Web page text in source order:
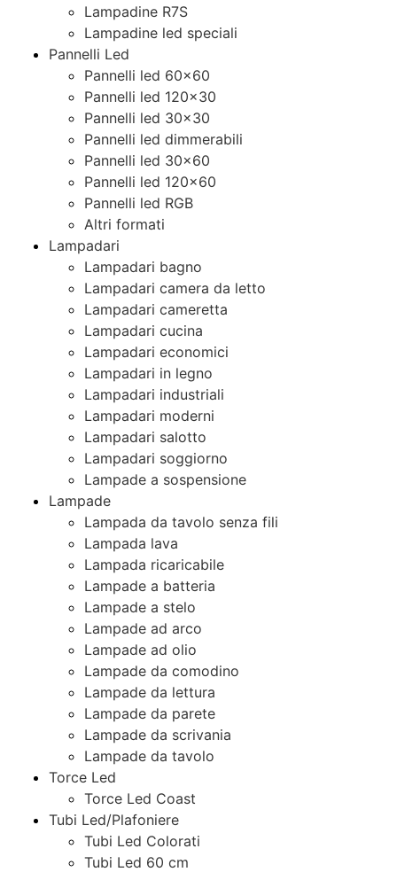
Lampadine R7S
Lampadine led speciali
Pannelli Led
Pannelli led 60×60
Pannelli led 120×30
Pannelli led 30×30
Pannelli led dimmerabili
Pannelli led 30×60
Pannelli led 120×60
Pannelli led RGB
Altri formati
Lampadari
Lampadari bagno
Lampadari camera da letto
Lampadari cameretta
Lampadari cucina
Lampadari economici
Lampadari in legno
Lampadari industriali
Lampadari moderni
Lampadari salotto
Lampadari soggiorno
Lampade a sospensione
Lampade
Lampada da tavolo senza fili
Lampada lava
Lampada ricaricabile
Lampade a batteria
Lampade a stelo
Lampade ad arco
Lampade ad olio
Lampade da comodino
Lampade da lettura
Lampade da parete
Lampade da scrivania
Lampade da tavolo
Torce Led
Torce Led Coast
Tubi Led/Plafoniere
Tubi Led Colorati
Tubi Led 60 cm